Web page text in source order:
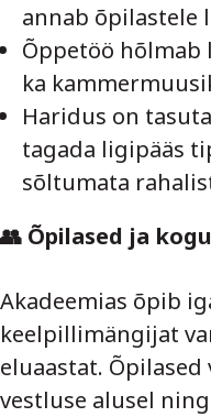
annab õpilastele
Õppetöö hõlmab
ka
Haridus on
tagada ligipääs
sõltumata
👥 Õpilased ja
Akadeemias õpib
keelpillimängijat
eluaastat.
vestluse alusel